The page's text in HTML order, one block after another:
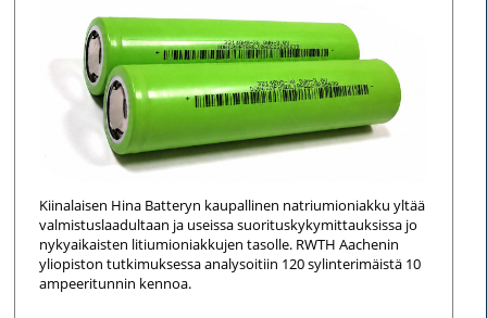
Kiinalaisen Hina Batteryn kaupallinen natriumioniakku yltää
valmistuslaadultaan ja useissa suorituskykymittauksissa jo
nykyaikaisten litiumioniakkujen tasolle. RWTH Aachenin
yliopiston tutkimuksessa analysoitiin 120 sylinterimäistä 10
ampeeritunnin kennoa.